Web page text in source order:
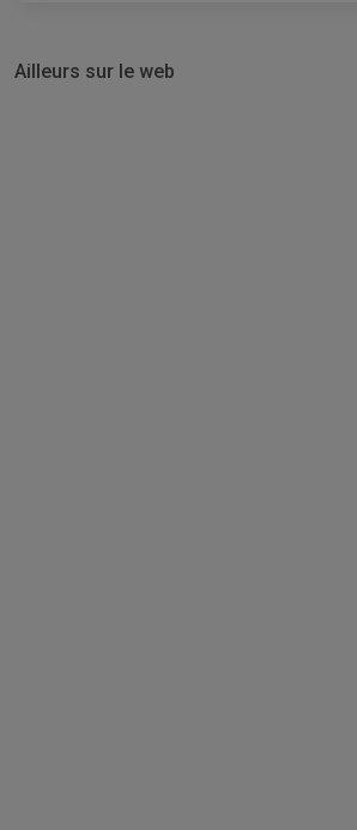
Ailleurs sur le web